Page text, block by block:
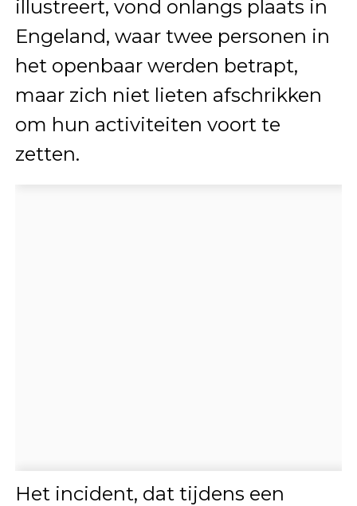
illustreert, vond onlangs plaats in
Engeland, waar twee personen in
het openbaar werden betrapt,
maar zich niet lieten afschrikken
om hun activiteiten voort te
zetten.
Het incident, dat tijdens een